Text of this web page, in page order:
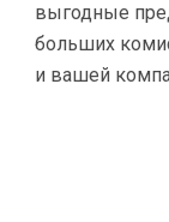
выгодные
больших
и вашей